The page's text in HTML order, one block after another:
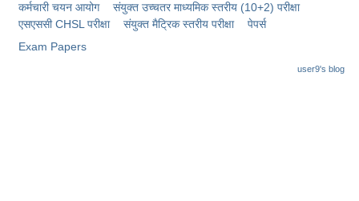
कर्मचारी चयन आयोग
संयुक्त उच्चतर माध्यमिक स्तरीय (10+2) परीक्षा
​एसएससी CHSL परीक्षा
संयुक्त मैट्रिक स्तरीय परीक्षा
पेपर्स
Exam Papers
user9's blog